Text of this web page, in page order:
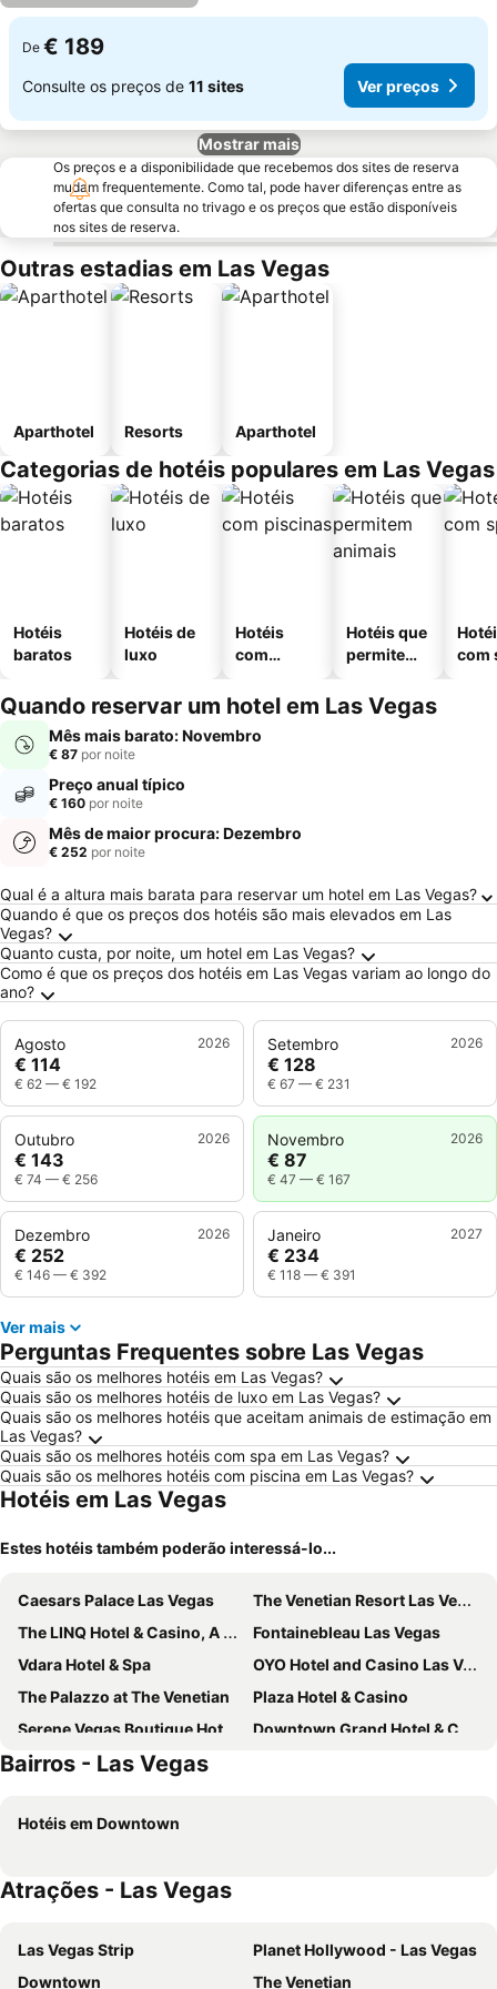
De € 189
Consulte os preços de 11 sites Ver preços
Mostrar mais
Os preços e a disponibilidade que recebemos dos sites de reserva
mudam frequentemente. Como tal, pode haver diferenças entre as
ofertas que consulta no trivago e os preços que estão disponíveis
nos sites de reserva.
Outras estadias em Las Vegas
Aparthotel Resorts Aparthotel
Categorias de hotéis populares em Las Vegas
Hotéis
baratos
Hotéis de
luxo
Hotéis
com
Hotéis que
permitem
com
Quando reservar um hotel em Las Vegas
Mês mais barato: Novembro
€ 87 por noite
Preço anual típico
€ 160 por noite
Mês de maior procura: Dezembro
€ 252 por noite
Perguntas Frequentes sobre Las Vegas
Qual é a altura mais barata para reservar um hotel em Las Vegas?
Quando é que os preços dos hotéis são mais elevados em Las
Vegas?
Quanto custa, por noite, um hotel em Las Vegas?
Como é que os preços dos hotéis em Las Vegas variam ao longo do
ano?
Agosto 2026
€ 114
€ 62 — € 192
Setembro 2026
€ 128
€ 67 — € 231
Outubro 2026
€ 143
€ 74 — € 256
Novembro 2026
€ 87
€ 47 — € 167
Dezembro 2026
€ 252
€ 146 — € 392
Janeiro 2027
€ 234
€ 118 — € 391
Ver mais
Perguntas Frequentes sobre Las Vegas
Quais são os melhores hotéis em Las Vegas?
Quais são os melhores hotéis de luxo em Las Vegas?
Quais são os melhores hotéis que aceitam animais de estimação em
Las Vegas?
Quais são os melhores hotéis com spa em Las Vegas?
Quais são os melhores hotéis com piscina em Las Vegas?
Hotéis em Las Vegas
Estes hotéis também poderão interessá-lo...
Caesars Palace Las Vegas
The Venetian Resort Las Vegas
The LINQ Hotel & Casino, A Caesars Destination
Fontainebleau Las Vegas
Vdara Hotel & Spa
OYO Hotel and Casino Las Vegas
The Palazzo at The Venetian
Plaza Hotel & Casino
Serene Vegas Boutique Hotel Las Vegas
Downtown Grand Hotel & Casino
Silver Sevens Hotel & Casino
Four Queens Hotel and Casino
El Cortez Hotel and Casino
Oasis at Gold Spike
Goroomgo Blue Moon Bhimtal
Bairros - Las Vegas
Hotéis em Downtown
Atrações - Las Vegas
Las Vegas Strip
Planet Hollywood - Las Vegas
Downtown
The Venetian